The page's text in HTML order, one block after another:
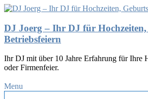
DJ Joerg – Ihr DJ für
Betriebsfeiern
Ihr DJ mit über 10 Jahre Erfahrung für Ihre
oder Firmenfeier.
Menu